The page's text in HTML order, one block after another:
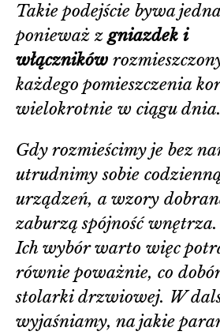
Takie podejście bywa
ponieważ zgniazdek i
włączników
każdego pomieszczenia
wielokrotnie w ciągu dnia.
Gdy rozmieścimy je bez
utrudnimy sobie codzienną
urządzeń, a wzory
zaburzą spójność wnętrza.
Ich wybór warto więc
równie poważnie, co
stolarki drzwiowej. W
wyjaśniamy, na jakie